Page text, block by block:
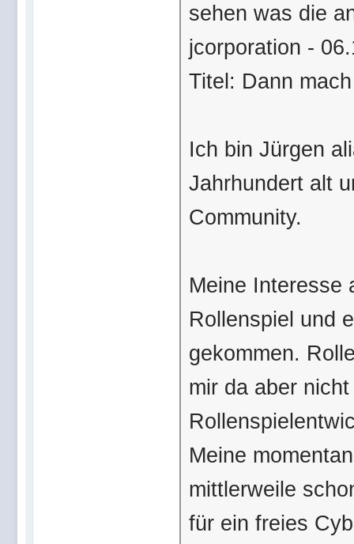
sehen was die
jcorporation -
Titel: Dann
Ich bin Jürgen
Jahrhundert alt
Community.
Meine Interesse
Rollenspiel und
gekommen.
mir da aber
Meine
mittlerweile
für ein freies